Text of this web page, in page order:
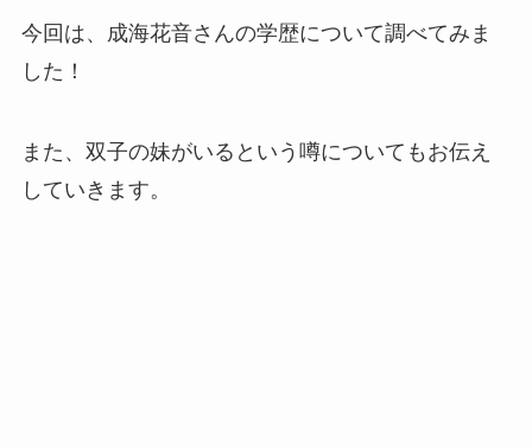
今回は、成海花音さんの学歴について調べてみま
した！
また、双子の妹がいるという噂についてもお伝え
していきます。